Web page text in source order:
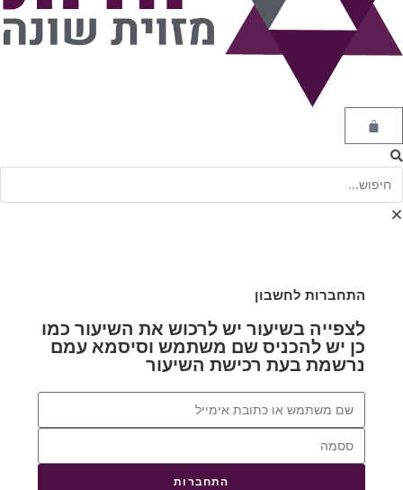
התחברות לחשבון
לצפייה בשיעור יש לרכוש את השיעור כמו
כן יש להכניס שם משתמש וסיסמא עמם
נרשמת בעת רכישת השיעור
התחברות